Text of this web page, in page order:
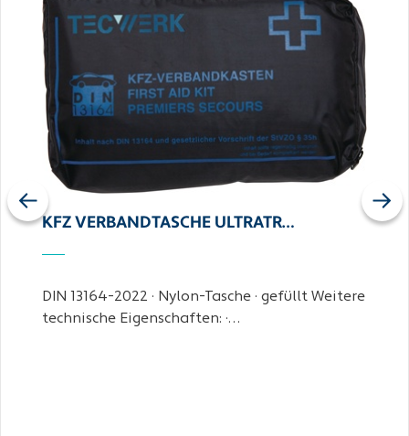
KFZ VERBANDTASCHE ULTRATR…
DIN 13164-2022 · Nylon-Tasche · gefüllt Weitere
technische Eigenschaften: ·…
Previous Next